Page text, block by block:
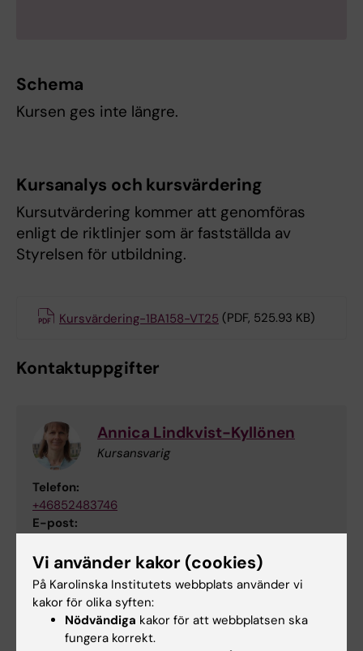
Schema
Kursen ges inte längre.
Kursanalys och kursvärdering
Kursutvärdering kommer att genomföras
enligt de riktlinjer som är fastställda av
Styrelsen för utbildning.
Kursvärdering-1BA158-VT25 (PDF, 525.93 KB)
Kontaktuppgifter
Annica Lindkvist-Kyllönen
Kursansvarig
Telefon:
+46852483746
E-post:
Vi använder kakor (cookies)
På Karolinska Institutets webbplats använder vi
kakor för olika syften:
Nödvändiga kakor för att webbplatsen ska
fungera korrekt.